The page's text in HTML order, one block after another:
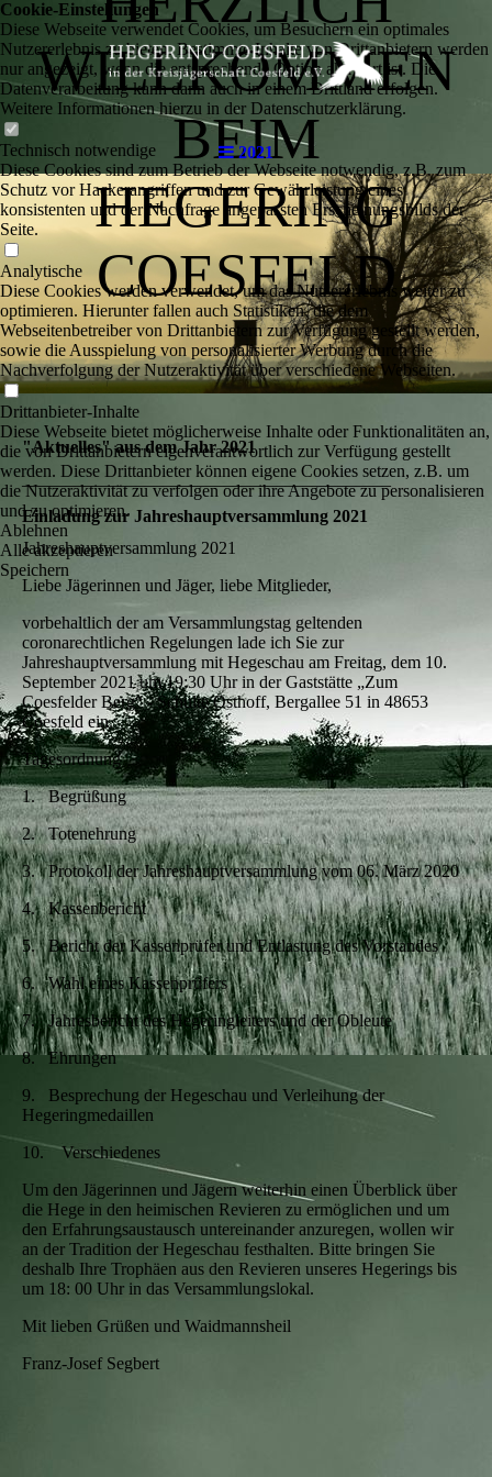
2021
WILLKOMMEN
BEIM
HEGERING
COESFELD
"Aktuelles" aus dem Jahr 2021
__________________________________________
Einladung zur Jahreshauptversammlung 2021
Jahreshauptversammlung 2021
Liebe Jägerinnen und Jäger, liebe Mitglieder,
vorbehaltlich der am Versammlungstag geltenden
coronarechtlichen Regelungen lade ich Sie zur
Jahreshauptversammlung mit Hegeschau am Freitag, dem 10.
September 2021 um 19:30 Uhr in der Gaststätte „Zum
Coesfelder Berg“ - Schulte Osthoff, Bergallee 51 in 48653
Coesfeld ein.
Tagesordnung
1. Begrüßung
2. Totenehrung
3. Protokoll der Jahreshauptversammlung vom 06. März 2020
4. Kassenbericht
5. Bericht der Kassenprüfer und Entlastung des Vorstandes
6. Wahl eines Kassenprüfers
7. Jahresbericht des Hegeringleiters und der Obleute
8. Ehrungen
9. Besprechung der Hegeschau und Verleihung der
Hegeringmedaillen
10. Verschiedenes
Um den Jägerinnen und Jägern weiterhin einen Überblick über
die Hege in den heimischen Revieren zu ermöglichen und um
den Erfahrungsaustausch untereinander anzuregen, wollen wir
an der Tradition der Hegeschau festhalten. Bitte bringen Sie
deshalb Ihre Trophäen aus den Revieren unseres Hegerings bis
um 18: 00 Uhr in das Versammlungslokal.
Mit lieben Grüßen und Waidmannsheil
Franz-Josef Segbert
Cookie-Einstellungen
Diese Webseite verwendet Cookies, um Besuchern ein optimales
Nutzererlebnis zu bieten. Bestimmte Inhalte von Drittanbietern werden
nur angezeigt, wenn die entsprechende Option aktiviert ist. Die
Datenverarbeitung kann dann auch in einem Drittland erfolgen.
Weitere Informationen hierzu in der Datenschutzerklärung.
Technisch notwendige
Diese Cookies sind zum Betrieb der Webseite notwendig, z.B. zum
Schutz vor Hackerangriffen und zur Gewährleistung eines
konsistenten und der Nachfrage angepassten Erscheinungsbilds der
Seite.
Analytische
Diese Cookies werden verwendet, um das Nutzererlebnis weiter zu
optimieren. Hierunter fallen auch Statistiken, die dem
Webseitenbetreiber von Drittanbietern zur Verfügung gestellt werden,
sowie die Ausspielung von personalisierter Werbung durch die
Nachverfolgung der Nutzeraktivität über verschiedene Webseiten.
Drittanbieter-Inhalte
Diese Webseite bietet möglicherweise Inhalte oder Funktionalitäten an,
die von Drittanbietern eigenverantwortlich zur Verfügung gestellt
werden. Diese Drittanbieter können eigene Cookies setzen, z.B. um
die Nutzeraktivität zu verfolgen oder ihre Angebote zu personalisieren
und zu optimieren.
Ablehnen
Alle akzeptieren
Speichern